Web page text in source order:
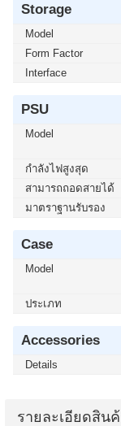
Storage
Model
Form Factor
Interface
PSU
Model
กำลังไฟสูงสุด
สามารถถอดสายได้
มาตราฐานรับรอง
Case
Model
ประเภท
Accessories
Details
รายละเอียดสิน